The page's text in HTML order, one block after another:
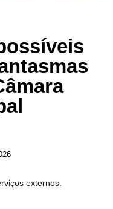
externos.